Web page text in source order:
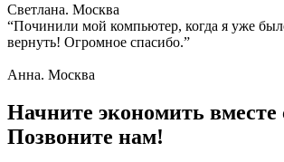
Светлана. Москва
“Починили мой компьютер, когда я уже
вернуть! Огромное спасибо.”
Анна. Москва
Начните экономить вместе
Позвоните нам!